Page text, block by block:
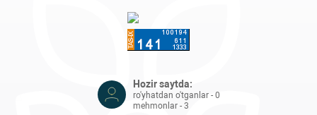
Hozir saytda:
ro'yhatdan o'tganlar - 0
mehmonlar - 3